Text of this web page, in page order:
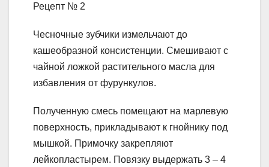
Рецепт № 2
Чесночные зубчики измельчают до
кашеобразной консистенции. Смешивают с
чайной ложкой растительного масла для
избавления от фурункулов.
Полученную смесь помещают на марлевую
поверхность, прикладывают к гнойнику под
мышкой. Примочку закрепляют
лейкопластырем. Повязку выдержать 3 – 4